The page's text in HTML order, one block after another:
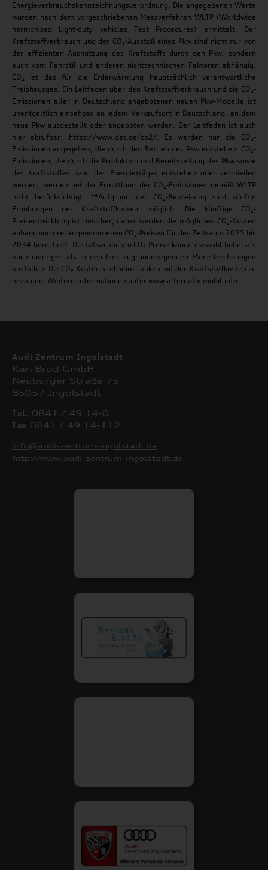
Energieverbrauchskennzeichnungsverordnung. Die angegebenen Werte
wurden nach dem vorgeschriebenen Messverfahren WLTP (Worldwide
harmonised Light-duty vehicles Test Procedures) ermittelt. Der
Kraftstoffverbrauch und der CO₂-Ausstoß eines Pkw sind nicht nur von
der effizienten Ausnutzung des Kraftstoffs durch den Pkw, sondern
auch vom Fahrstil und anderen nichttechnischen Faktoren abhängig.
CO₂ ist das für die Erderwärmung hauptsächlich verantwortliche
Treibhausgas. Ein Leitfaden über den Kraftstoffverbrauch und die CO₂-
Emissionen aller in Deutschland angebotenen neuen Pkw-Modelle ist
unentgeltlich einsehbar an jedem Verkaufsort in Deutschland, an dem
neue Pkw ausgestellt oder angeboten werden. Der Leitfaden ist auch
hier abrufbar: https://www.dat.de/co2/. Es werden nur die CO₂-
Emissionen angegeben, die durch den Betrieb des Pkw entstehen. CO₂-
Emissionen, die durch die Produktion und Bereitstellung des Pkw sowie
des Kraftstoffes bzw. der Energieträger entstehen oder vermieden
werden, werden bei der Ermittlung der CO₂-Emissionen gemäß WLTP
nicht berücksichtigt. **Aufgrund der CO₂-Bepreisung sind künftig
Erhöhungen der Kraftstoffkosten möglich. Die künftige CO₂-
Preisentwicklung ist unsicher, daher werden die möglichen CO₂-Kosten
anhand von drei angenommenen CO₂-Preisen für den Zeitraum 2025 bis
2034 berechnet. Die tatsächlichen CO₂-Preise können sowohl höher als
auch niedriger als in den hier zugrundeliegenden Modellrechnungen
ausfallen. Die CO₂-Kosten sind beim Tanken mit den Kraftstoffkosten zu
bezahlen. Weitere Informationen unter www.alternativ-mobil.info
Audi Zentrum Ingolstadt
Karl Brod GmbH
Neuburger Straße 75
85057 Ingolstadt
Tel. 0841 / 49 14-0
Fax 0841 / 49 14-112
info@audi-zentrum-ingolstadt.de
http://www.audi-zentrum-ingolstadt.de